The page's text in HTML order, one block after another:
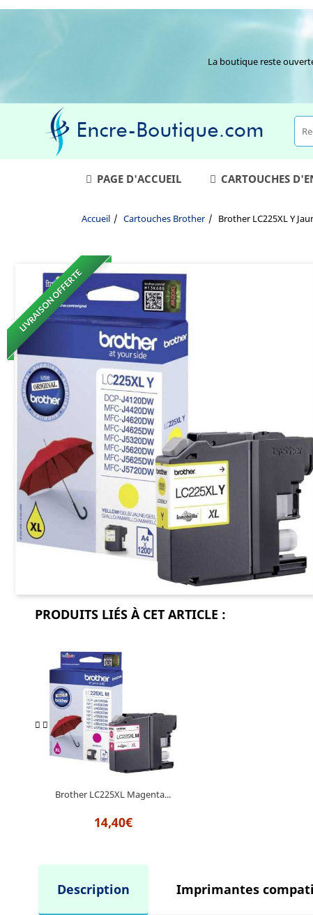
La boutique reste
PAGE D'ACCUEIL CARTOUCHES
Accueil Cartouches Brother Brother LC225XL Y
LIVRAISON OFFERTE
PRODUITS LIÉS À CET ARTICLE :
Brother LC225XL Magenta...
14,40€
Description Imprimantes